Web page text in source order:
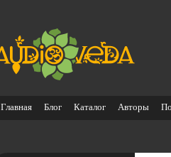
Главная Блог Каталог Авторы